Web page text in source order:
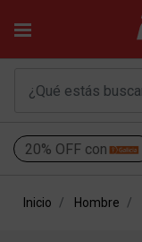
20% OFF con
Inicio Hombre